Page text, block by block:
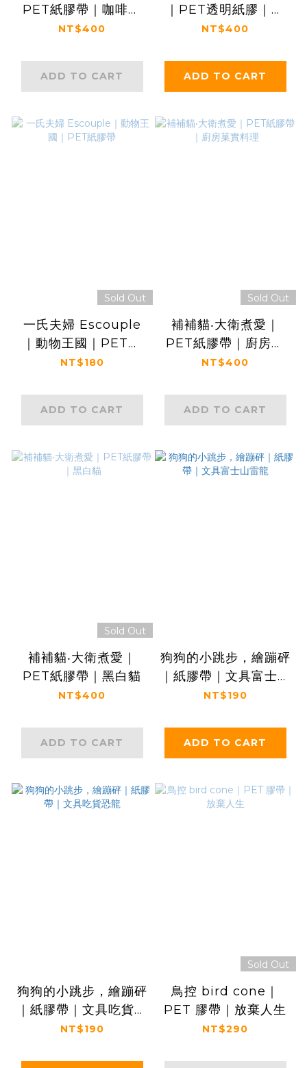
PET紙膠帶｜咖啡色
系的滋味
NT$400
ADD TO CART
｜PET透明紙膠｜冒
險旅程
NT$400
ADD TO CART
Sold Out
一氏夫婦 Escouple
｜動物王國｜PET紙
膠帶
NT$180
ADD TO CART
Sold Out
補補貓‧大衛煮愛｜
PET紙膠帶｜廚房菓
實料理
NT$400
ADD TO CART
Sold Out
補補貓‧大衛煮愛｜
PET紙膠帶｜黑白貓
NT$400
ADD TO CART
狗狗的小跳步，繪蹦砰
｜紙膠帶｜文具富士山
雷龍
NT$190
ADD TO CART
狗狗的小跳步，繪蹦砰
｜紙膠帶｜文具吃貨恐
龍
NT$190
Sold Out
鳥控 bird cone｜
PET 膠帶｜放棄人生
NT$290